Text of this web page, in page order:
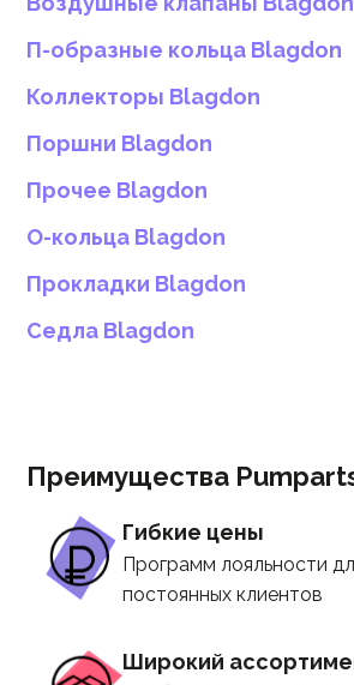
П-образные кольца Blagdon
Коллекторы Blagdon
Поршни Blagdon
Прочее Blagdon
О-кольца Blagdon
Прокладки Blagdon
Седла Blagdon
Преимущества
Гибкие цены
Программ лояльности
постоянных клиентов
Широкий